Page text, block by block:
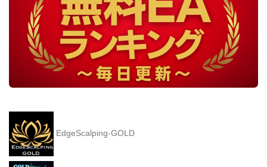
EdgeScalping-GOLD